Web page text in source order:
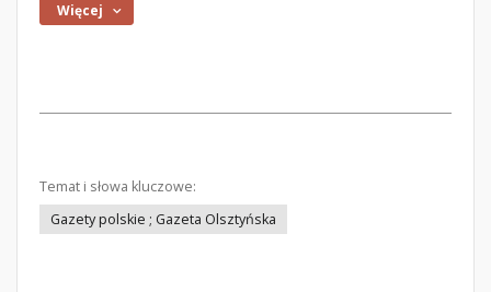
Więcej
Temat i słowa kluczowe:
Gazety polskie ; Gazeta Olsztyńska